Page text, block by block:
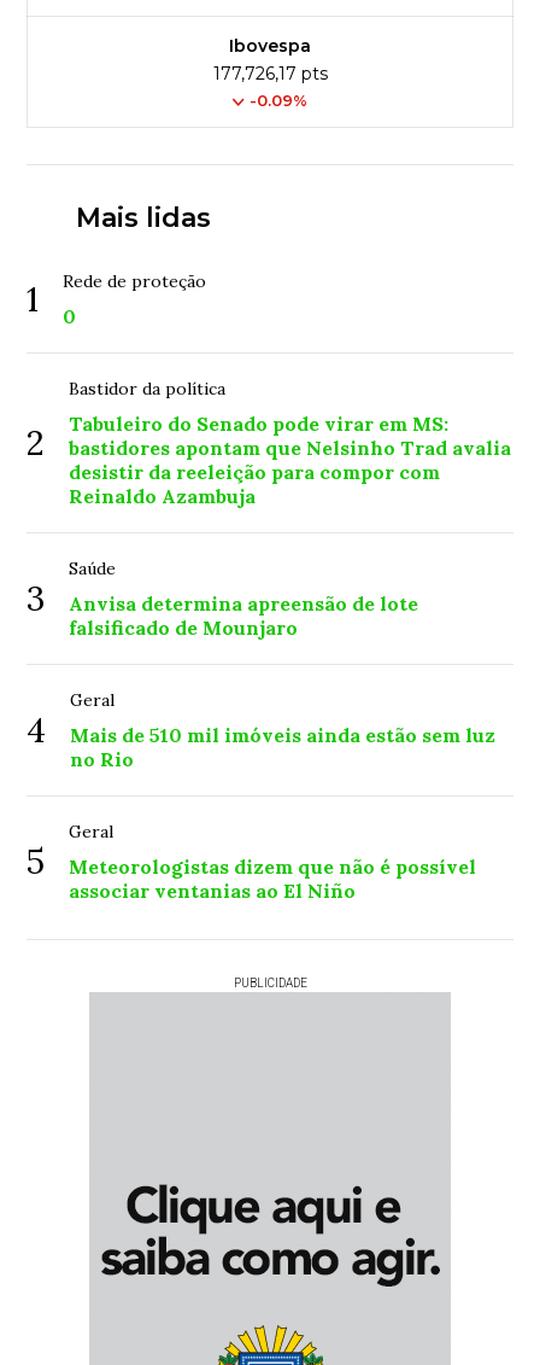
Ibovespa
177,726,17 pts
-0.09%
Mais lidas
1 Rede de proteção
0
2
Bastidor da política
Tabuleiro do Senado pode virar em MS:
bastidores apontam que Nelsinho Trad avalia
desistir da reeleição para compor com
Reinaldo Azambuja
3
Saúde
Anvisa determina apreensão de lote
falsificado de Mounjaro
4
Geral
Mais de 510 mil imóveis ainda estão sem luz
no Rio
5
Geral
Meteorologistas dizem que não é possível
associar ventanias ao El Niño
PUBLICIDADE